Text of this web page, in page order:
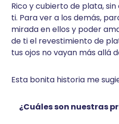
Rico y cubierto de plata,
ti. Para ver a los demás,
mirada en ellos y poder
de ti el revestimiento de
tus ojos no vayan más allá
Esta bonita historia me
¿Cuáles son nuestras